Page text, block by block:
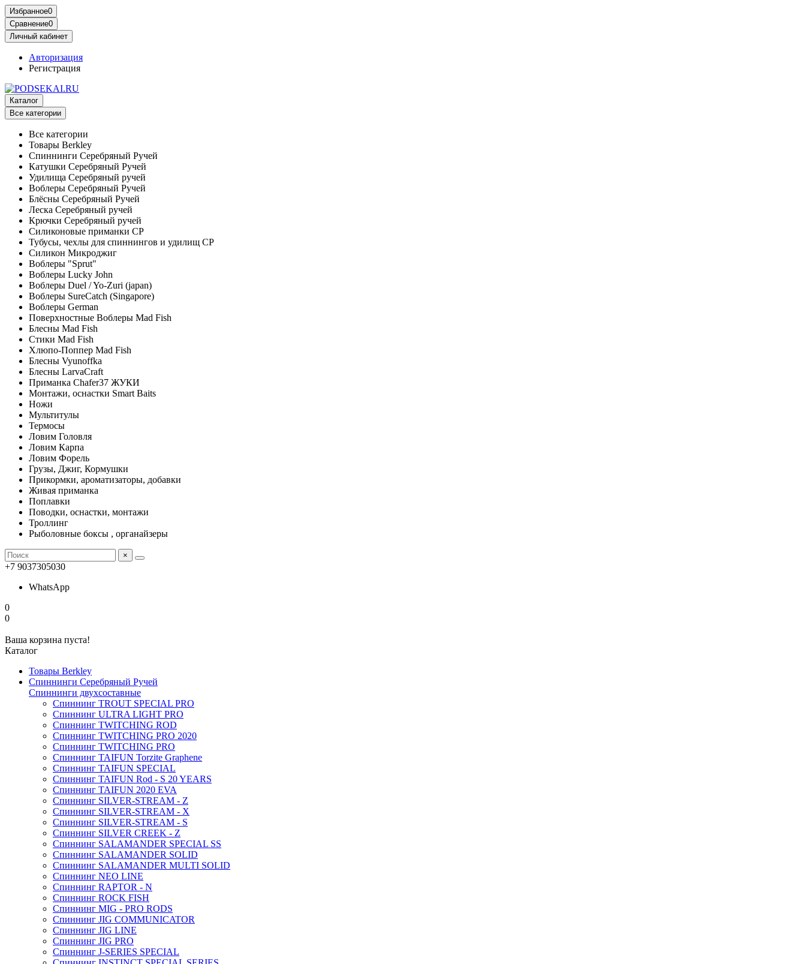
Избранное0
Сравнение0
Личный кабинет
Авторизация
Регистрация
Каталог
Все категории
Все категории
Товары Berkley
Спиннинги Серебряный Ручей
Катушки Серебряный Ручей
Удилища Серебряный ручей
Воблеры Серебряный Ручей
Блёсны Серебряный Ручей
Леска Серебряный ручей
Крючки Серебряный ручей
Силиконовые приманки СР
Тубусы, чехлы для спиннингов и удилищ СР
Силикон Микроджиг
Воблеры "Sprut"
Воблеры Lucky John
Воблеры Duel / Yo-Zuri (japan)
Воблеры SureCatch (Singapore)
Воблеры German
Поверхностные Воблеры Mad Fish
Блесны Mad Fish
Стики Mad Fish
Хлюпо-Поппер Mad Fish
Блесны Vyunoffka
Блесны LarvaCraft
Приманка Chafer37 ЖУКИ
Монтажи, оснастки Smart Baits
Ножи
Мультитулы
Термосы
Ловим Головля
Ловим Карпа
Ловим Форель
Грузы, Джиг, Кормушки
Прикормки, ароматизаторы, добавки
Живая приманка
Поплавки
Поводки, оснастки, монтажи
Троллинг
Рыболовные боксы , органайзеры
×
+7 9037305030
WhatsApp
0
0
Ваша корзина пуста!
Каталог
Товары Berkley
Спиннинги Серебряный Ручей
Спиннинги двухсоставные
Спиннинг TROUT SPECIAL PRO
Спиннинг ULTRA LIGHT PRO
Спиннинг TWITCHING ROD
Спиннинг TWITCHING PRO 2020
Спиннинг TWITCHING PRO
Спиннинг TAIFUN Torzite Graphene
Спиннинг TAIFUN SPECIAL
Спиннинг TAIFUN Rod - S 20 YEARS
Спиннинг TAIFUN 2020 EVA
Спиннинг SILVER-STREAM - Z
Спиннинг SILVER-STREAM - X
Спиннинг SILVER-STREAM - S
Спиннинг SILVER CREEK - Z
Спиннинг SALAMANDER SPECIAL SS
Спиннинг SALAMANDER SOLID
Спиннинг SALAMANDER MULTI SOLID
Спиннинг NEO LINE
Спиннинг RAPTOR - N
Спиннинг ROCK FISH
Спиннинг MIG - PRO RODS
Спиннинг JIG COMMUNICATOR
Спиннинг JIG LINE
Спиннинг JIG PRO
Спиннинг J-SERIES SPECIAL